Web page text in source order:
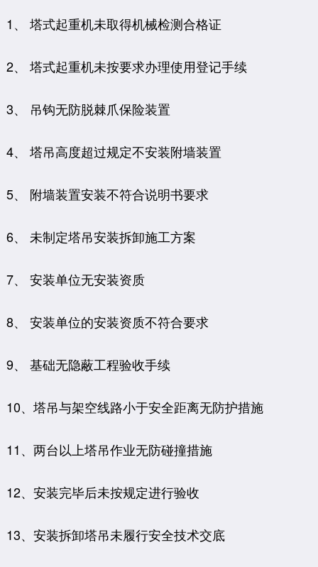
1、 塔式起重机未取得机械检测合格证
2、 塔式起重机未按要求办理使用登记手续
3、 吊钩无防脱棘爪保险装置
4、 塔吊高度超过规定不安装附墙装置
5、 附墙装置安装不符合说明书要求
6、 未制定塔吊安装拆卸施工方案
7、 安装单位无安装资质
8、 安装单位的安装资质不符合要求
9、 基础无隐蔽工程验收手续
10、塔吊与架空线路小于安全距离无防护措施
11、两台以上塔吊作业无防碰撞措施
12、安装完毕后未按规定进行验收
13、安装拆卸塔吊未履行安全技术交底